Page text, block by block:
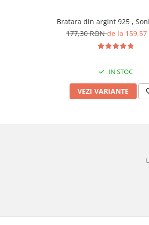
Bratara din argint 925 ,
177,30 RONde la 159,57
IN STOC
VEZI VARIANTE